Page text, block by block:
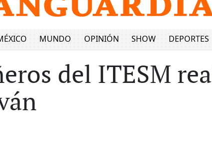
MUNDO OPINIÓN SHOW DEPORTES
del ITESM